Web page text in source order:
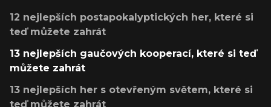
12 nejlepších postapokalyptických her, které si
teď můžete zahrát
13 nejlepších gaučových kooperací, které si teď
můžete zahrát
13 nejlepších her s otevřeným světem, které si
teď můžete zahrát